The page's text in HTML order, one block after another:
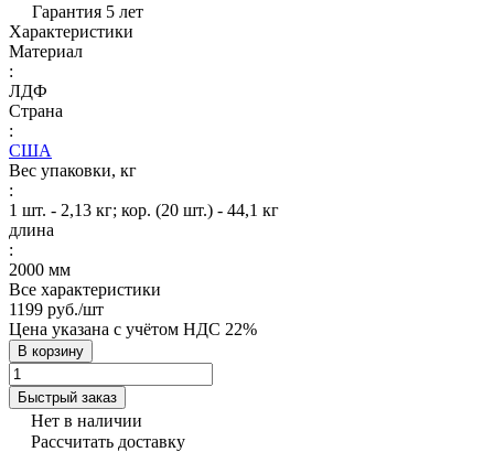
Гарантия 5 лет
Характеристики
Материал
:
ЛДФ
Страна
:
США
Вес упаковки, кг
:
1 шт. - 2,13 кг; кор. (20 шт.) - 44,1 кг
длина
:
2000 мм
Все характеристики
1199 руб./шт
Цена указана с учётом НДС 22%
В корзину
Быстрый заказ
Нет в наличии
Рассчитать доставку